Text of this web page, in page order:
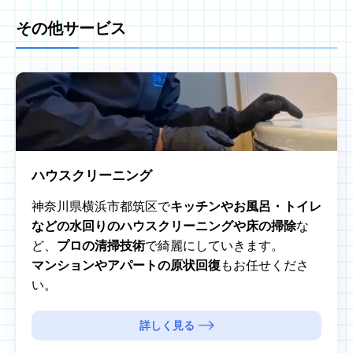
その他サービス
ハウスクリーニング
神奈川県横浜市都筑区でキッチンやお風呂・トイレ
などの水回りのハウスクリーニングや床の掃除な
ど、 プロの清掃技術で綺麗にしていきます。
マンションやアパートの原状回復 もお任せくださ
い。
詳しく見る